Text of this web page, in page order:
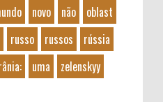
novo não
oblast
russo russos
rússia
uma zelenskyy